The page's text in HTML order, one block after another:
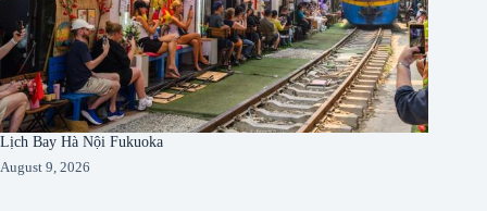
Lịch Bay Hà Nội Fukuoka
August 9, 2026